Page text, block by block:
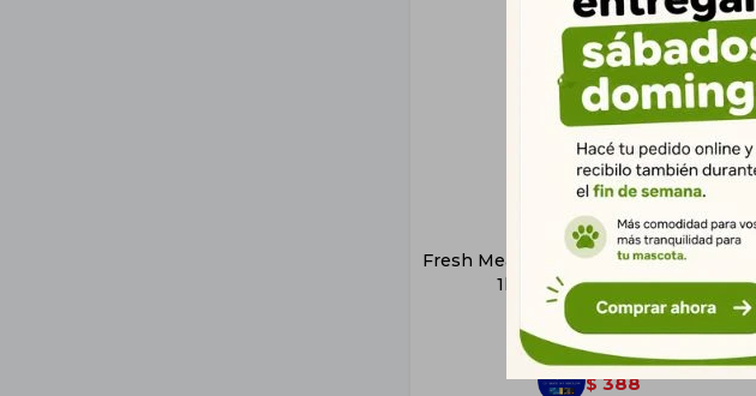
Fresh Meat Perro Light Raza Pequeña
1kg | Control de Peso
$ 537
$ 388